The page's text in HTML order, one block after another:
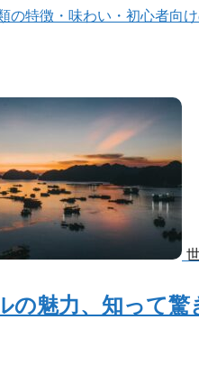
の特徴・味わい・初心者向
の魅力、知って